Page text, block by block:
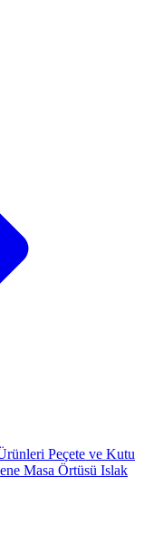
Peçete ve Kutu
Masa Örtüsü Islak